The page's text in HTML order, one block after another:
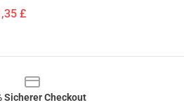
£
Sicherer Checkout